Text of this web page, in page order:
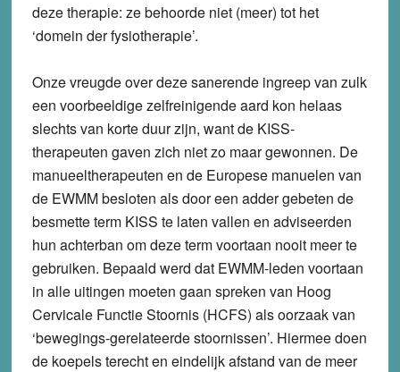
deze therapie: ze behoorde niet (meer) tot het
‘domein der fysiotherapie’.
Onze vreugde over deze sanerende ingreep van zulk
een voorbeeldige zelfreinigende aard kon helaas
slechts van korte duur zijn, want de KISS-
therapeuten gaven zich niet zo maar gewonnen. De
manueeltherapeuten en de Europese manuelen van
de EWMM besloten als door een adder gebeten de
besmette term KISS te laten vallen en adviseerden
hun achterban om deze term voortaan nooit meer te
gebruiken. Bepaald werd dat EWMM-leden voortaan
in alle uitingen moeten gaan spreken van Hoog
Cervicale Functie Stoornis (HCFS) als oorzaak van
‘bewegings-gerelateerde stoornissen’. Hiermee doen
de koepels terecht en eindelijk afstand van de meer